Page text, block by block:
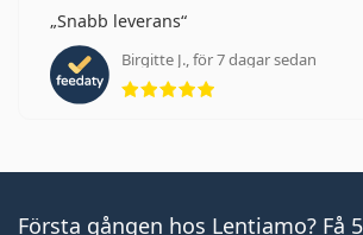
Snabb leverans
Birgitte J., för 7 dagar sedan
Betyg 5 av 5
Första gången hos Lentiamo? Få